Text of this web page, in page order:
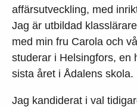
affärsutveckling, med
Jag är utbildad
med min fru Carola och
studerar i Helsingfors, en
sista året i Ådalens skola.
Jag kandiderat i val